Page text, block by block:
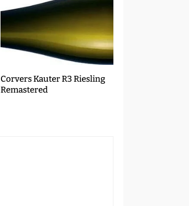
Corvers Kauter R3 Riesling
Remastered